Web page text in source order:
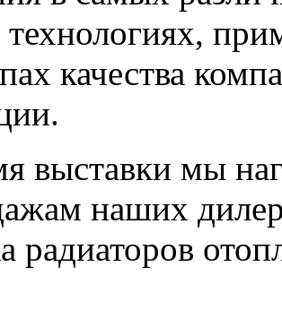
качества
выставки мы
наших
радиаторов